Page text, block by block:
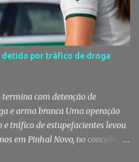
no Pinhal Novo 10 anos depois da
a ser muito mais do que
um ponto de encontro entre
entre amigos e famílias,
distingue o Pinhal Novo: a
simples numa tradição que
os anos, quando ch...
detido por tráfico de droga
com detenção de
e arma branca Uma operação
e tráfico de estupefacientes levou
em Pinhal Novo, no concelho